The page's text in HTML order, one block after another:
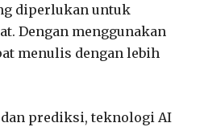
diperlukan untuk
Dengan menggunakan
menulis dengan lebih
prediksi, teknologi AI